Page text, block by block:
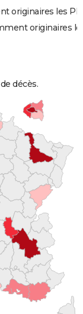
originaires les
originaires
décès.